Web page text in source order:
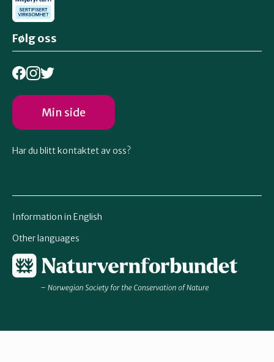
Følg oss
Min side
Har du blitt kontaktet av oss?
Information in English
Other languages